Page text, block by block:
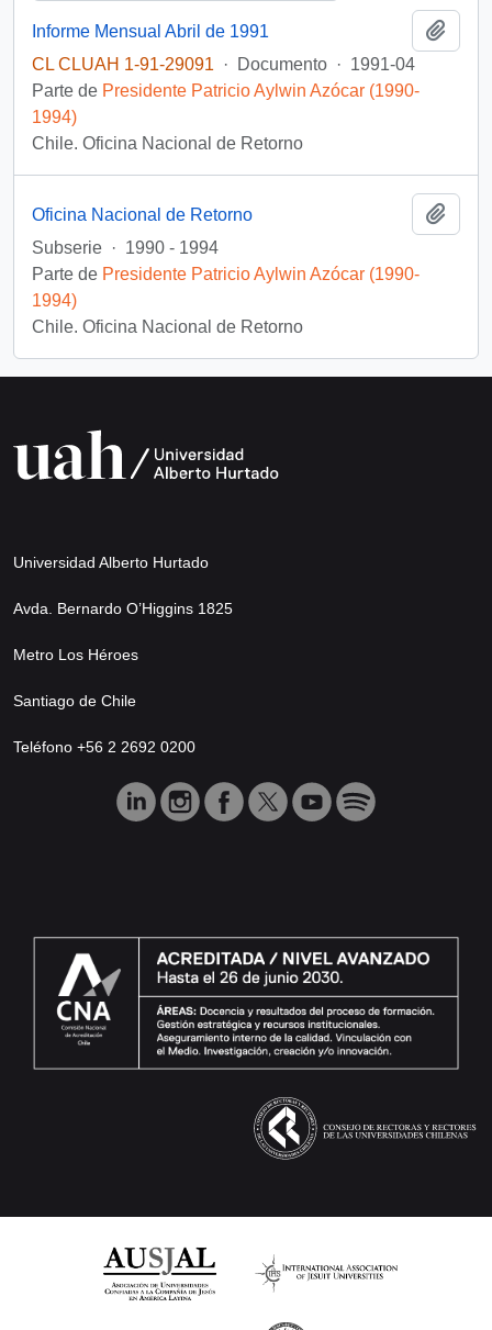
Informe Mensual Abril de 1991
CL CLUAH 1-91-29091
· Documento · 1991-04
Parte de Presidente Patricio Aylwin Azócar (1990-
1994)
Chile. Oficina Nacional de Retorno
Oficina Nacional de Retorno
Subserie · 1990 - 1994
Parte de Presidente Patricio Aylwin Azócar (1990-
1994)
Chile. Oficina Nacional de Retorno
Universidad Alberto Hurtado
Avda. Bernardo O’Higgins 1825
Metro Los Héroes
Santiago de Chile
Teléfono +56 2 2692 0200